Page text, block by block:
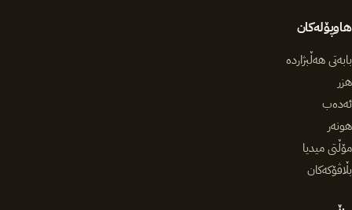
هاوپۆلەکان
بابەتی هەڵبژاردە
هزر
ئەدەب
هونەر
مۆڵتی میدیا
بڵاڤۆکەکان